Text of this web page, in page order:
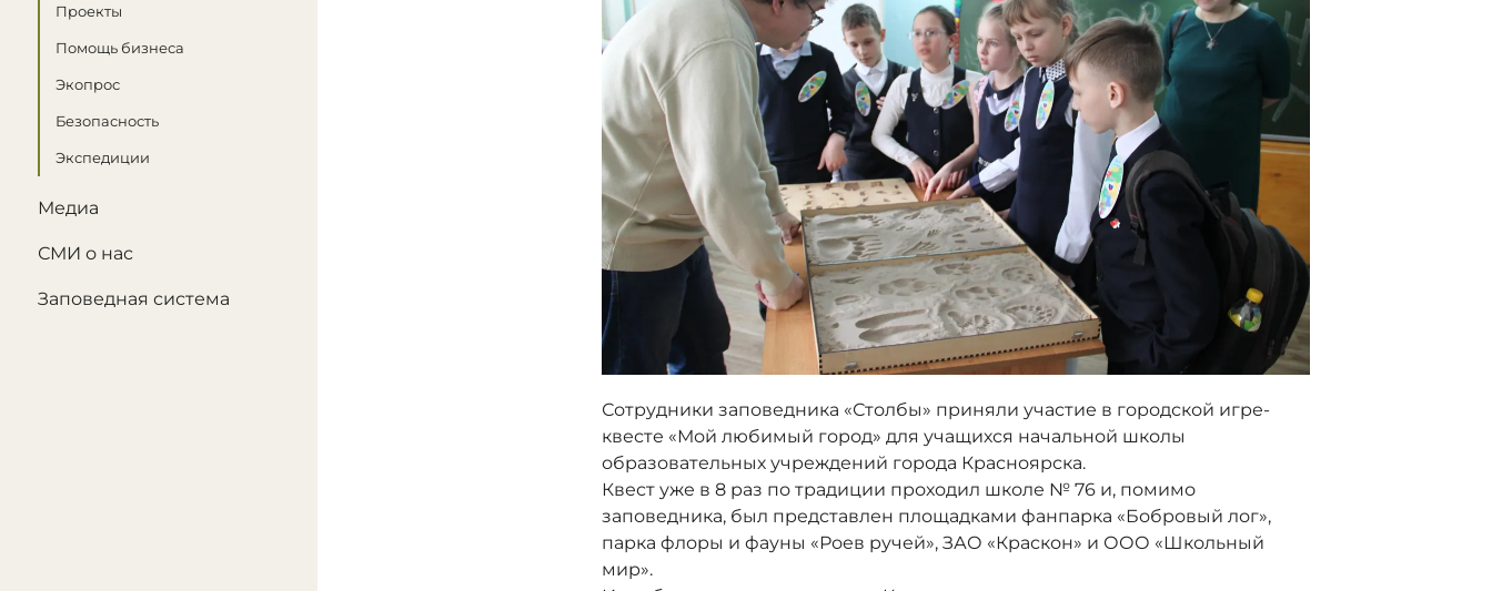
Проекты
Помощь бизнеса
Экопрос
Безопасность
Экспедиции
Медиа
СМИ о нас
Заповедная система
Сотрудники заповедника «Столбы» приняли участие в городской игре-
квесте «Мой любимый город» для учащихся начальной школы
образовательных учреждений города Красноярска.
Квест уже в 8 раз по традиции проходил школе № 76 и, помимо
заповедника, был представлен площадками фанпарка «Бобровый лог»,
парка флоры и фауны «Роев ручей», ЗАО «Краскон» и ООО «Школьный
мир».